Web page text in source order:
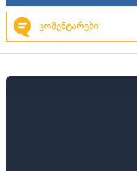
კომენტარები